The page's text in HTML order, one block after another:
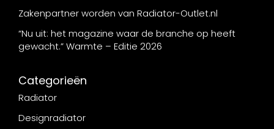
Zakenpartner worden van Radiator-Outlet.nl
“Nu uit: het magazine waar de branche op heeft
gewacht.” Warmte – Editie 2026
Categorieën
Radiator
Designradiator